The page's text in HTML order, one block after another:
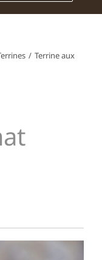
/ Terrine aux